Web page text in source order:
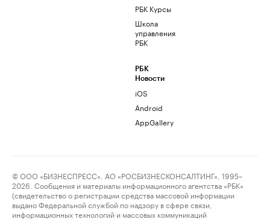
РБК Курсы
Школа
управления
РБК
РБК
Новости
iOS
Android
AppGallery
© ООО «БИЗНЕСПРЕСС», АО «РОСБИЗНЕСКОНСАЛТИНГ», 1995–
2026. Сообщения и материалы информационного агентства «РБК»
(свидетельство о регистрации средства массовой информации
выдано Федеральной службой по надзору в сфере связи,
информационных технологий и массовых коммуникаций